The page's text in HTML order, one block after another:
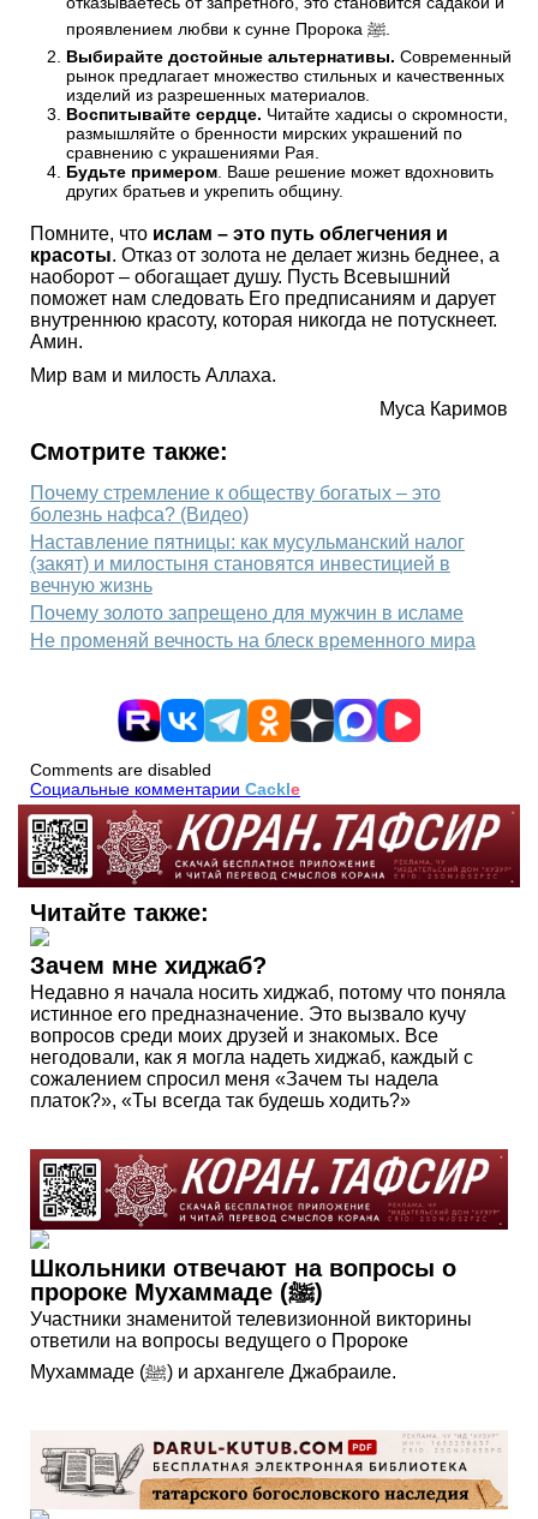
Выбирайте достойные альтернативы. Современный
рынок предлагает множество стильных и качественных
изделий из разрешенных материалов.
Воспитывайте сердце. Читайте хадисы о скромности,
размышляйте о бренности мирских украшений по
сравнению с украшениями Рая.
Будьте примером . Ваше решение может вдохновить
других братьев и укрепить общину.
Помните, что ислам – это путь облегчения и
красоты. Отказ от золота не делает жизнь беднее, а
наоборот – обогащает душу. Пусть Всевышний
поможет нам следовать Его предписаниям и дарует
внутреннюю красоту, которая никогда не потускнеет.
Амин.
Мир вам и милость Аллаха.
Муса Каримов
Смотрите также:
Почему стремление к обществу богатых – это
болезнь нафса? (Видео)
Наставление пятницы: как мусульманский налог
(закят) и милостыня становятся инвестицией в
вечную жизнь
Почему золото запрещено для мужчин в исламе
Не променяй вечность на блеск временного мира
Comments are disabled
Социальные комментарии Cackle
Читайте также:
Зачем мне хиджаб?
Недавно я начала носить хиджаб, потому что поняла
истинное его предназначение. Это вызвало кучу
вопросов среди моих друзей и знакомых. Все
негодовали, как я могла надеть хиджаб, каждый с
сожалением спросил меня «Зачем ты надела
платок?», «Ты всегда так будешь ходить?»
Школьники отвечают на вопросы о
пророке Мухаммаде (ﷺ)
Участники знаменитой телевизионной викторины
ответили на вопросы ведущего о Пророке
Мухаммаде (ﷺ) и архангеле Джабраиле.